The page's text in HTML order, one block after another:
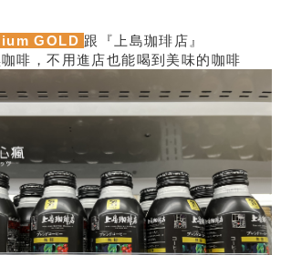
GOLD 跟『上島珈琲店』
啡，不用進店也能喝到美味的咖啡